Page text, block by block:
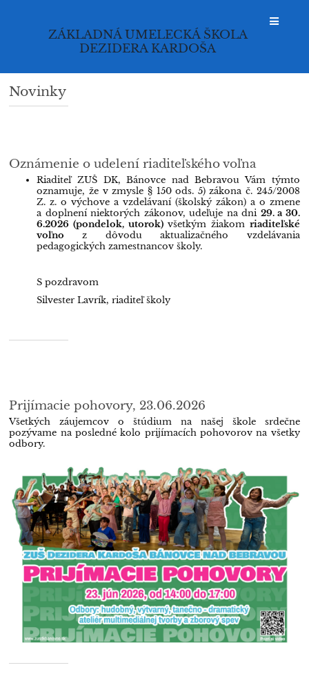
ZÁKLADNÁ UMELECKÁ ŠKOLA
DEZIDERA KARDOŠA
Novinky
Novinky
Oznámenie o udelení riaditeľského voľna
Riaditeľ ZUŠ DK, Bánovce nad Bebravou Vám týmto
oznamuje, že v zmysle § 150 ods. 5) zákona č. 245/2008
Z. z. o výchove a vzdelávaní (školský zákon) a o zmene
a doplnení niektorých zákonov, udeľuje na dni 29. a 30.
6.2026 (pondelok, utorok)všetkým žiakom riaditeľské
voľno z dôvodu aktualizačného vzdelávania
pedagogických zamestnancov školy.
S pozdravom
Silvester Lavrík, riaditeľ školy
Prijímacie pohovory, 23.06.2026
Všetkých záujemcov o štúdium na našej škole srdečne
pozývame na posledné kolo prijímacích pohovorov na všetky
odbory.